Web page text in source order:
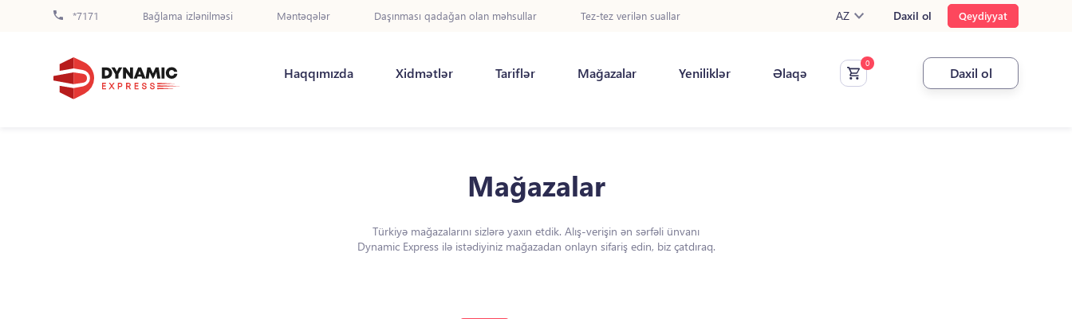
*7171 Bağlama izlənilməsi Məntəqələr Daşınması qadağan olan məhsullar Tez-tez verilən suallar AZ Daxil ol Qeydiyyat
Haqqımızda Xidmətlər Tariflər Mağazalar Yeniliklər Əlaqə Daxil ol
Mağazalar
Türkiyə mağazalarını sizlərə yaxın etdik. Alış-verişin ən sərfəli ünvanı
Dynamic Express ilə istədiyiniz mağazadan onlayn sifariş edin, biz çatdıraq.